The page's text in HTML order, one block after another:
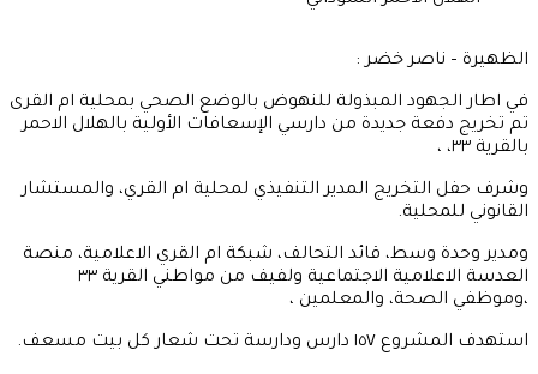
الظهيرة – ناصر خضر :
في اطار الجهود المبذولة للنهوض بالوضع الصحي بمحلية ام القرى
تم تخريج دفعة جديدة من دارسي الإسعافات الأولية بالهلال الاحمر
بالقرية ٣٣، ،
وشرف حفل التخريج المدير التنفيذي لمحلية ام القري، والمستشار
القانوني للمحلية.
ومدير وحدة وسط، قائد التحالف، شبكة ام القري الاعلامية، منصة
العدسة الاعلامية الاجتماعية ولفيف من مواطني القرية ٣٣
،وموظفي الصحة، والمعلمين ،
استهدف المشروع ١٥٧ دارس ودارسة تحت شعار كل بيت مسعف.